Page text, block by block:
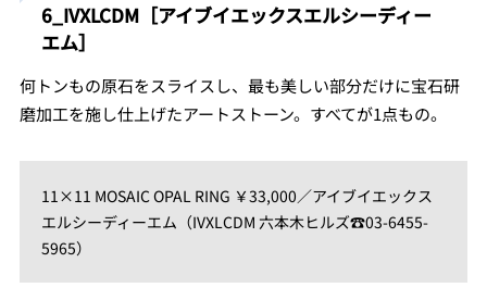
6_IVXLCDM［アイブイエックスエルシーディー
エム］
何トンもの原石をスライスし、最も美しい部分だけに宝石研
磨加工を施し仕上げたアートストーン。すべてが1点もの。
11×11 MOSAIC OPAL RING ￥33,000／アイブイエックス
エルシーディーエム（IVXLCDM 六本木ヒルズ☎03-6455-
5965）